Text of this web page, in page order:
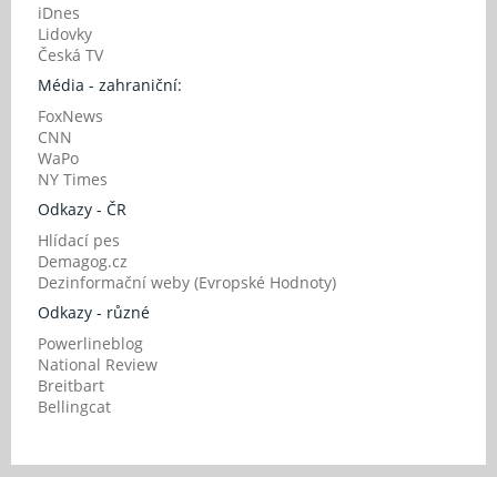
iDnes
Lidovky
Česká TV
Média - zahraniční:
FoxNews
CNN
WaPo
NY Times
Odkazy - ČR
Hlídací pes
Demagog.cz
Dezinformační weby (Evropské Hodnoty)
Odkazy - různé
Powerlineblog
National Review
Breitbart
Bellingcat